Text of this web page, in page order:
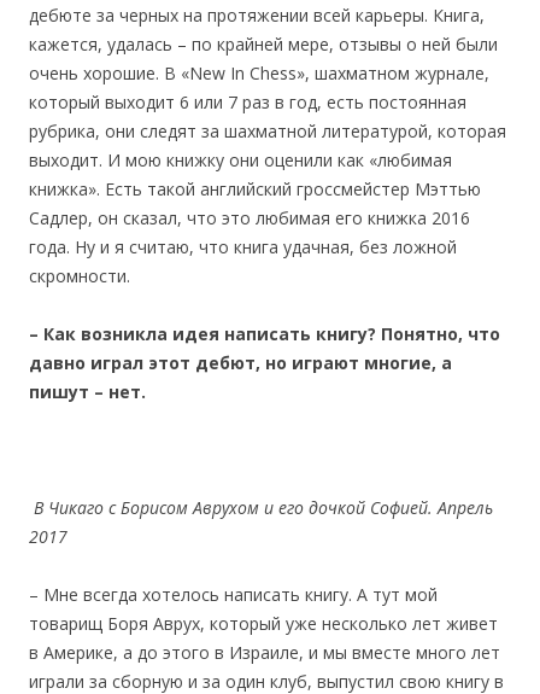
дебюте за черных на протяжении всей карьеры. Книга,
кажется, удалась – по крайней мере, отзывы о ней были
очень хорошие. В «New In Chess», шахматном журнале,
который выходит 6 или 7 раз в год, есть постоянная
рубрика, они следят за шахматной литературой, которая
выходит. И мою книжку они оценили как «любимая
книжка». Есть такой английский гроссмейстер Мэттью
Садлер, он сказал, что это любимая его книжка 2016
года. Ну и я считаю, что книга удачная, без ложной
скромности.
– Как возникла идея написать книгу? Понятно, что
давно играл этот дебют, но играют многие, а
пишут – нет.
В Чикаго с Борисом Аврухом и его дочкой Софией. Апрель
2017
– Мне всегда хотелось написать книгу. А тут мой
товарищ Боря Аврух, который уже несколько лет живет
в Америке, а до этого в Израиле, и мы вместе много лет
играли за сборную и за один клуб, выпустил свою книгу в